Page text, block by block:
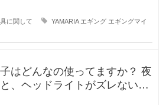
に関して YAMARIA エギング エギングマイ
どんなの使ってますか？ 夜
、ヘッドライトがズレないよ